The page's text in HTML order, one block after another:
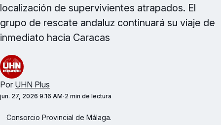
localización de supervivientes atrapados. El
grupo de rescate andaluz continuará su viaje de
inmediato hacia Caracas
Por UHN Plus
jun. 27, 2026 9:16 AM 2 min de lectura
Consorcio Provincial de Málaga.